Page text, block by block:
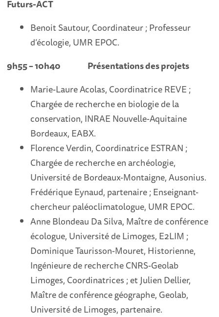
Futurs-ACT
Benoit Sautour, Coordinateur ; Professeur
d’écologie, UMR EPOC.
9h55 – 10h40
Présentations des projets
Marie-Laure Acolas, Coordinatrice REVE ;
Chargée de recherche en biologie de la
conservation, INRAE Nouvelle-Aquitaine
Bordeaux, EABX.
Florence Verdin, Coordinatrice ESTRAN ;
Chargée de recherche en archéologie,
Université de Bordeaux-Montaigne, Ausonius.
Frédérique Eynaud, partenaire ; Enseignant-
chercheur paléoclimatologue, UMR EPOC.
Anne Blondeau Da Silva, Maître de conférence
écologue, Université de Limoges, E2LIM ;
Dominique Taurisson-Mouret, Historienne,
Ingénieure de recherche CNRS-Geolab
Limoges, Coordinatrices ; et Julien Dellier,
Maître de conférence géographe, Geolab,
Université de Limoges, partenaire.